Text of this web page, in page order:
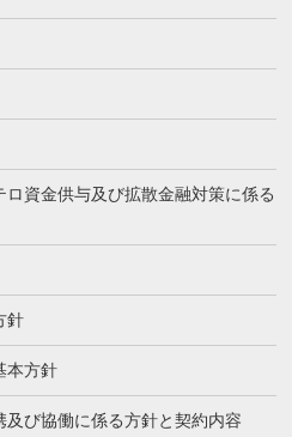
資金供与及び拡散金融対策に係る
針
本方針
び協働に係る方針と契約内容